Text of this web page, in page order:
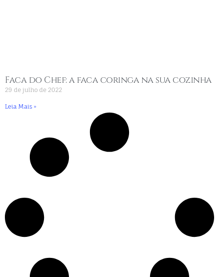
Faca do Chef: a faca coringa na sua cozinha
29 de julho de 2022
Leia Mais »